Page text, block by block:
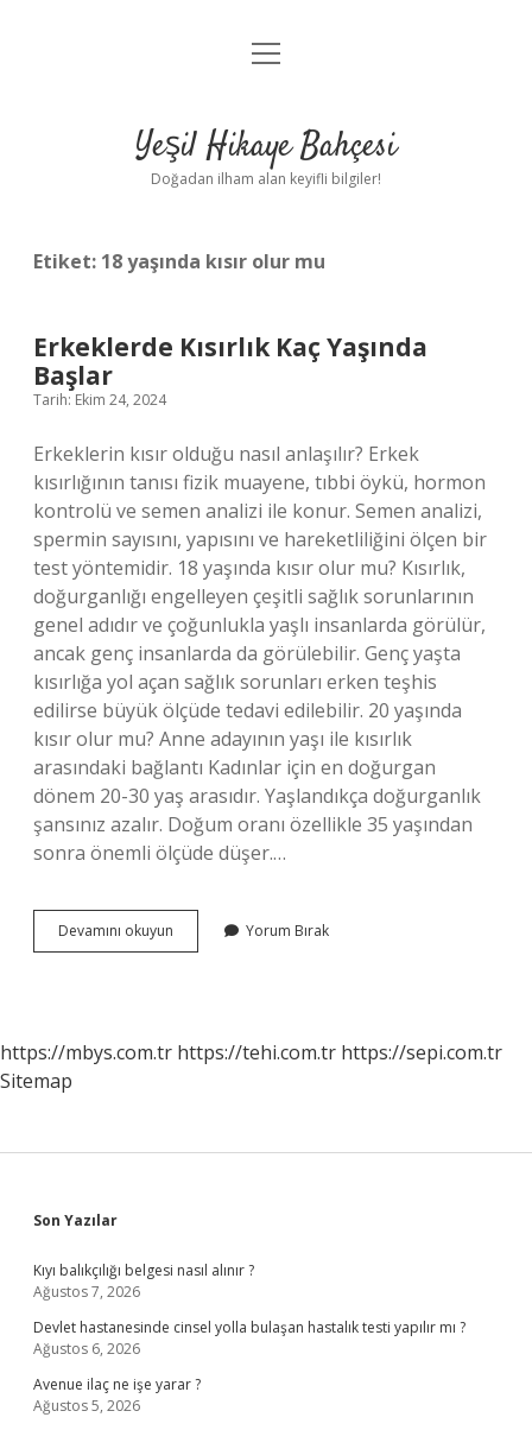
Anasayfa
Yasal Uyarı
menüyü
Yeşil Hikaye Bahçesi
Doğadan ilham alan keyifli bilgiler!
Etiket: 18 yaşında kısır olur mu
Erkeklerde Kısırlık Kaç Yaşında
Başlar
Tarih: Ekim 24, 2024
Erkeklerin kısır olduğu nasıl anlaşılır? Erkek
kısırlığının tanısı fizik muayene, tıbbi öykü, hormon
kontrolü ve semen analizi ile konur. Semen analizi,
spermin sayısını, yapısını ve hareketliliğini ölçen bir
test yöntemidir. 18 yaşında kısır olur mu? Kısırlık,
doğurganlığı engelleyen çeşitli sağlık sorunlarının
genel adıdır ve çoğunlukla yaşlı insanlarda görülür,
ancak genç insanlarda da görülebilir. Genç yaşta
kısırlığa yol açan sağlık sorunları erken teşhis
edilirse büyük ölçüde tedavi edilebilir. 20 yaşında
kısır olur mu? Anne adayının yaşı ile kısırlık
arasındaki bağlantı Kadınlar için en doğurgan
dönem 20-30 yaş arasıdır. Yaşlandıkça doğurganlık
şansınız azalır. Doğum oranı özellikle 35 yaşından
sonra önemli ölçüde düşer.…
Devamını okuyun Erkeklerde
Kısırlık
Yorum Bırak
https://mbys.com.tr https://tehi.com.tr https://sepi.com.tr
Sitemap
Sidebar
Son Yazılar
Kıyı balıkçılığı belgesi nasıl alınır ?
Ağustos 7, 2026
Devlet hastanesinde cinsel yolla bulaşan hastalık testi yapılır mı ?
Ağustos 6, 2026
Avenue ilaç ne işe yarar ?
Ağustos 5, 2026